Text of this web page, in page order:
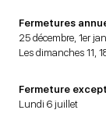
Fermetures
25 décembre, 1er
Les dimanches 11,
Fermeture
Lundi 6 juillet